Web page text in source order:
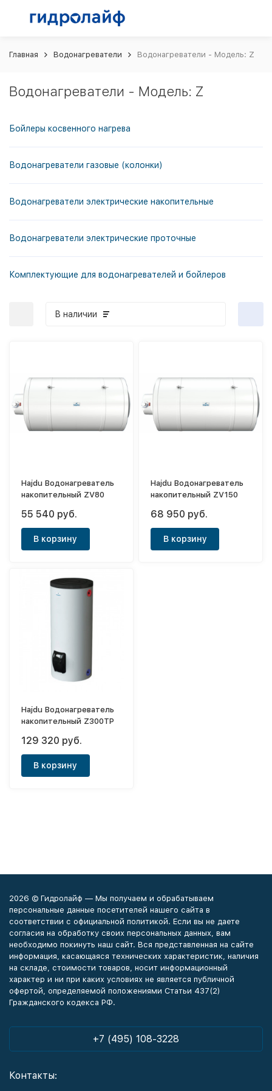
Главная Водонагреватели Водонагреватели - Модель: Z
Водонагреватели - Модель: Z
Бойлеры косвенного нагрева
Водонагреватели газовые (колонки)
Водонагреватели электрические накопительные
Водонагреватели электрические проточные
Комплектующие для водонагревателей и бойлеров
В наличии
Hajdu Водонагреватель
накопительный ZV80
55 540 руб.
В корзину
Hajdu Водонагреватель
накопительный ZV150
68 950 руб.
В корзину
Hajdu Водонагреватель
накопительный Z300TP
129 320 руб.
В корзину
2026 © Гидролайф — Мы получаем и обрабатываем
персональные данные посетителей нашего сайта в
соответствии с официальной политикой. Если вы не даете
согласия на обработку своих персональных данных, вам
необходимо покинуть наш сайт. Вся представленная на сайте
информация, касающаяся технических характеристик, наличия
на складе, стоимости товаров, носит информационный
характер и ни при каких условиях не является публичной
офертой, определяемой положениями Статьи 437(2)
Гражданского кодекса РФ.
+7 (495) 108-3228
Контакты: